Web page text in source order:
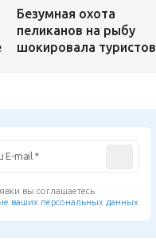
Безумная охота
пеликанов на рыбу
шокировала туристов
вы соглашаетесь
ваших персональных данных